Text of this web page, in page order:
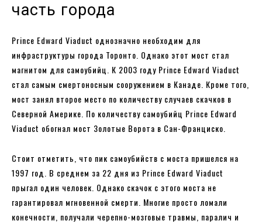
часть города
Prince Edward Viaduct однозначно необходим для
инфраструктуры города Торонто. Однако этот мост стал
магнитом для самоубийц. К 2003 году Prince Edward Viaduct
стал самым смертоносным сооружением в Канаде. Кроме того,
мост занял второе место по количеству случаев скачков в
Северной Америке. По количеству самоубийц Prince Edward
Viaduct обогнал мост Золотые Ворота в Сан-Франциско.
Стоит отметить, что пик самоубийств с моста пришелся на
1997 год. В среднем за 22 дня из Prince Edward Viaduct
прыгал один человек. Однако скачок с этого моста не
гарантировал мгновенной смерти. Многие просто ломали
конечности, получали черепно-мозговые травмы, паралич и